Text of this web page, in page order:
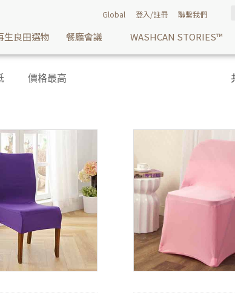
Global 登入/註冊 聯繫我們
生良田選物 餐廳會議 WASHCAN STORIES™
價格最高